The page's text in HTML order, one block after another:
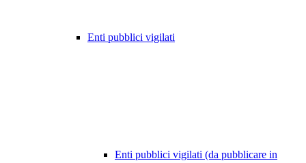
Enti pubblici vigilati
Enti pubblici vigilati (da pubblicare in